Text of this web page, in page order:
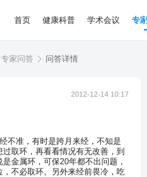
首页 健康科普 学术会议 专
专家问答 问答详情
2012-12-14 10:17
不准，有时是跨月来经，不知是
取环，再看看情况有无改善，到
金属环，可保20年都不出问题，
，不必取环。另外来经前畏冷，吃